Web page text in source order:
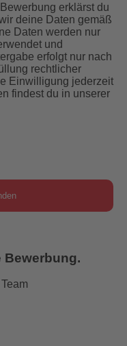
erklärst du
deine Daten gemäß
Daten werden nur
und
erfolgt nur nach
rechtlicher
Einwilligung jederzeit
findest du in unserer
Bewerbung.